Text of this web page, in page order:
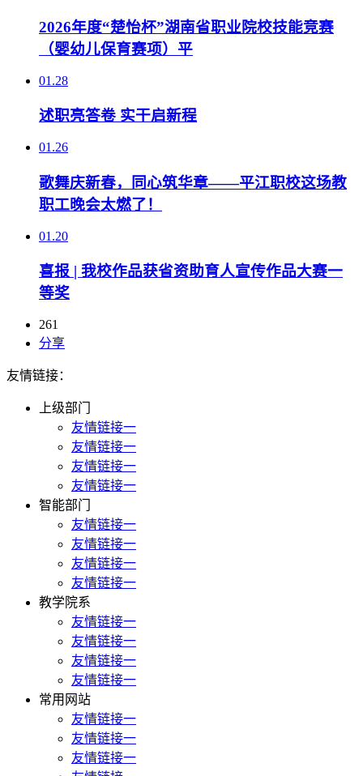
2026年度“楚怡杯”湖南省职业院校技能竞赛
（婴幼儿保育赛项）平
01.28
述职亮答卷 实干启新程
01.26
歌舞庆新春，同心筑华章——平江职校这场教
职工晚会太燃了！
01.20
喜报 | 我校作品获省资助育人宣传作品大赛一
等奖
261
分享
友情链接：
上级部门
友情链接一
友情链接一
友情链接一
友情链接一
智能部门
友情链接一
友情链接一
友情链接一
友情链接一
教学院系
友情链接一
友情链接一
友情链接一
友情链接一
常用网站
友情链接一
友情链接一
友情链接一